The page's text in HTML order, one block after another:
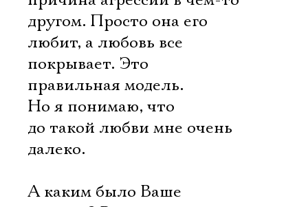
другом. Просто она его
любит, а любовь все
покрывает. Это
правильная модель.
Но я понимаю, что
до такой любви мне очень
далеко.
А каким было Ваше